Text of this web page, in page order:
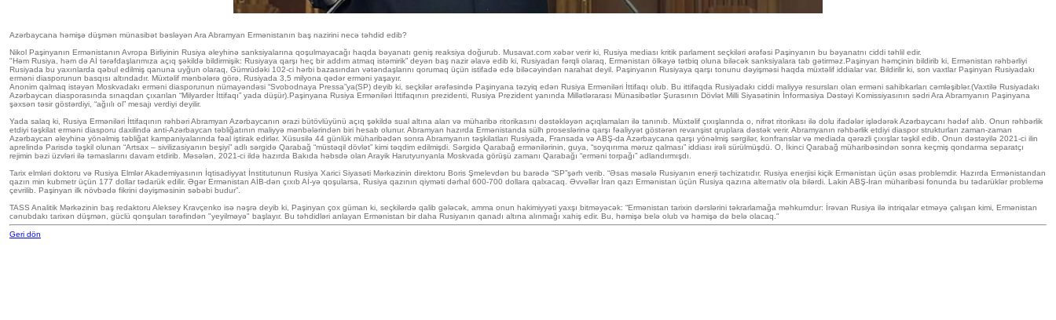
Azərbaycana həmişə düşmən münasibət bəsləyən Ara Abramyan Ermənistanın baş nazirini necə təhdid edib?
Nikol Paşinyanın Ermənistanın Avropa Birliyinin Rusiya əleyhinə sanksiyalarına qoşulmayacağı haqda bəyanatı geniş reaksiya doğurub. Musavat.com xəbər verir ki, Rusiya mediası kritik parlament seçkiləri ərəfəsi Paşinyanın bu bəyanatnı ciddi təhlil edir.
"Həm Rusiya, həm də Aİ tərəfdaşlarımıza açıq şəkildə bildirmişik: Rusiyaya qarşı heç bir addım atmaq istəmirik” deyən baş nazir əlavə edib ki, Rusiyadan fərqli olaraq, Ermənistan ölkəyə tətbiq oluna biləcək sanksiyalara tab gətirməz.Paşinyan həmçinin bildirib ki, Ermənistan rəhbərliyi
Rusiyada bu yaxınlarda qəbul edilmiş qanuna uyğun olaraq, Gümrüdəki 102-ci hərbi bazasından vətəndaşlarını qorumaq üçün istifadə edə biləcəyindən narahat deyil. Paşinyanın Rusiyaya qarşı tonunu dəyişməsi haqda müxtəlif iddialar var. Bildirilir ki, son vaxtlar Paşinyan Rusiyadakı
erməni diasporunun basqısı altındadır. Müxtəlif mənbələrə görə, Rusiyada 3,5 milyona qədər erməni yaşayır.
Anonim qalmaq istəyən Moskvadakı erməni diasporunun nümayəndəsi “Svobodnaya Pressa”ya(SP) deyib ki, seçkilər ərəfəsində Paşinyana təzyiq edən Rusiya Erməniləri İttifaqı olub. Bu ittifaqda Rusiyadakı ciddi maliyyə resursları olan erməni sahibkarları cəmləşiblər.(Vaxtilə Rusiyadakı
Azərbaycan diasporasında sınaqdan çıxarılan “Milyarder İttifaqı” yada düşür).Paşinyana Rusiya Erməniləri İttifaqının prezidenti, Rusiya Prezident yanında Millətlərarası Münasibətlər Şurasının Dövlət Milli Siyasətinin İnformasiya Dəstəyi Komissiyasının sədri Ara Abramyanın Paşinyana
şəxsən təsir göstərdiyi, “ağıılı ol” mesajı verdiyi deyilir.
Yada salaq ki, Rusiya Erməniləri İttifaqının rəhbəri Abramyan Azərbaycanın ərazi bütövlüyünü açıq şəkildə sual altına alan və müharibə ritorikasını dəstəkləyən açıqlamaları ilə tanınıb. Müxtəlif çıxışlarında o, nifrət ritorikası ilə dolu ifadələr işlədərək Azərbaycanı hədəf alıb. Onun rəhbərlik
etdiyi təşkilat erməni diasporu daxilində anti-Azərbaycan təbliğatının maliyyə mənbələrindən biri hesab olunur. Abramyan hazırda Ermənistanda sülh proseslərinə qarşı fəaliyyət göstərən revanşist qruplara dəstək verir. Abramyanın rəhbərlik etdiyi diaspor strukturları zaman-zaman
Azərbaycan əleyhinə yönəlmiş təbliğat kampaniyalarında fəal iştirak edirlər. Xüsusilə 44 günlük müharibədən sonra Abramyanın təşkilatları Rusiyada, Fransada və ABŞ-da Azərbaycana qarşı yönəlmiş sərgilər, konfranslar və mediada qərəzli çıxışlar təşkil edib. Onun dəstəyilə 2021-ci ilin
aprelində Parisdə təşkil olunan “Artsax – sivilizasiyanın beşiyi” adlı sərgidə Qarabağ “müstəqil dövlət” kimi təqdim edilmişdi. Sərgidə Qarabağ ermənilərinin, guya, “soyqırıma məruz qalması” iddiası irəli sürülmüşdü. O, İkinci Qarabağ müharibəsindən sonra keçmiş qondarma separatçı
rejimin bəzi üzvləri ilə təmaslarını davam etdirib. Məsələn, 2021-ci ildə hazırda Bakıda həbsdə olan Arayik Harutyunyanla Moskvada görüşü zamanı Qarabağı “erməni torpağı” adlandırmışdı.
Tarix elmləri doktoru və Rusiya Elmlər Akademiyasının İqtisadiyyat İnstitutunun Rusiya Xarici Siyasəti Mərkəzinin direktoru Boris Şmelevdən bu barədə “SP”şərh verib. “Əsas məsələ Rusiyanın enerji təchizatıdır. Rusiya enerjisi kiçik Ermənistan üçün əsas problemdir. Hazırda Ermənistandan
qazın min kubmetr üçün 177 dollar tədarük edilir. Əgər Ermənistan AİB-dən çıxıb Aİ-yə qoşularsa, Rusiya qazının qiyməti dərhal 600-700 dollara qalxacaq. Əvvəllər İran qazı Ermənistan üçün Rusiya qazına alternativ ola bilərdi. Lakin ABŞ-İran müharibəsi fonunda bu tədarüklər problemə
çevrilib. Paşinyan ilk növbədə fikrini dəyişməsinin səbəbi budur”.
TASS Analitik Mərkəzinin baş redaktoru Aleksey Kravçenko isə nəşrə deyib ki, Paşinyan çox güman ki, seçkilərdə qalib gələcək, amma onun hakimiyyəti yaxşı bitməyəcək: “Ermənistan tarixin dərslərini təkrarlamağa məhkumdur: İrəvan Rusiya ilə intriqalar etməyə çalışan kimi, Ermənistan
cənubdakı tarixən düşmən, güclü qonşuları tərəfindən "yeyilməyə" başlayır. Bu təhdidləri anlayan Ermənistan bir daha Rusiyanın qanadı altına alınmağı xahiş edir. Bu, həmişə belə olub və həmişə də belə olacaq."
Geri dön